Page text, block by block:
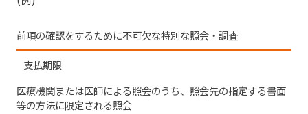
前項の確認をするために不可欠な特別な照会・調査
支払期限
医療機関または医師による照会のうち、照会先の指定する書面
等の方法に限定される照会